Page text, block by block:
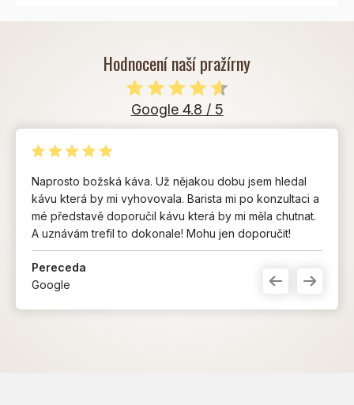
Hodnocení naší pražírny
Google 4.8 / 5
Naprosto božská káva. Už nějakou dobu jsem hledal
kávu která by mi vyhovovala. Barista mi po konzultaci a
mé představě doporučil kávu která by mi měla chutnat.
A uznávám trefil to dokonale! Mohu jen doporučit!
Pereceda
Google